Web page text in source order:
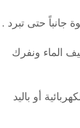
الماء ونفرك
أو باليد
الكريم